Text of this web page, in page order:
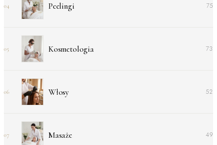
04 Peelingi 75
05 Kosmetologia 73
06 Włosy 52
07 Masaże 49